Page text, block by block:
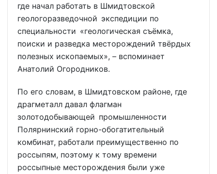
где начал работать в Шмидтовской
геологоразведочной экспедиции по
специальности «геологическая съёмка,
поиски и разведка месторождений твёрдых
полезных ископаемых», – вспоминает
Анатолий Огородников.
По его словам, в Шмидтовском районе, где
драгметалл давал флагман
золотодобывающей промышленности
Полярнинский горно-обогатительный
комбинат, работали преимущественно по
россыпям, поэтому к тому времени
россыпные месторождения были уже